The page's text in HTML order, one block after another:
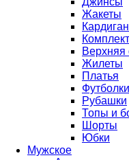
Жакеты
Верхняя
Жилеты
Платья
Футболки
Рубашки
Топы и
Шорты
Юбки
Мужское